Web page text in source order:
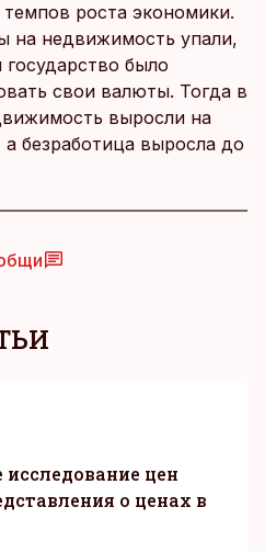
роста экономики.
на недвижимость упали,
было
свои валюты. Тогда в
выросли на
безработица выросла до
цен
о ценах в